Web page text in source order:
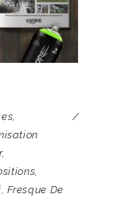
,
,
,
,Fresque De